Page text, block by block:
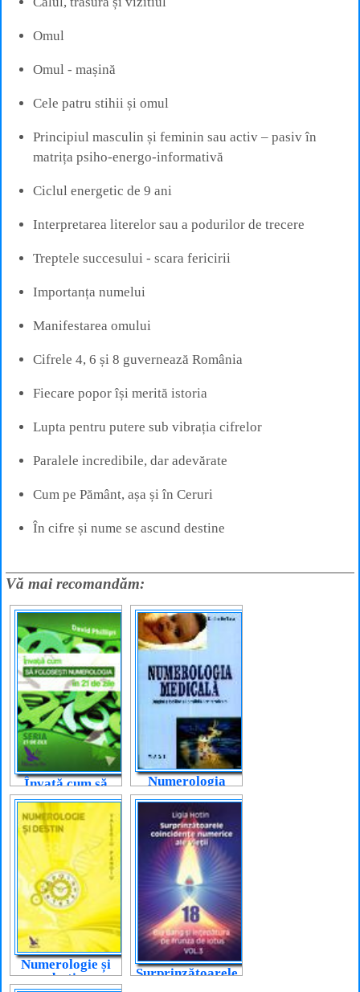
Omul
Omul - mașină
Cele patru stihii și omul
Principiul masculin și feminin sau activ – pasiv în
matrița psiho-energo-informativă
Ciclul energetic de 9 ani
Interpretarea literelor sau a podurilor de trecere
Treptele succesului - scara fericirii
Importanța numelui
Manifestarea omului
Cifrele 4, 6 și 8 guvernează România
Fiecare popor își merită istoria
Lupta pentru putere sub vibrația cifrelor
Paralele incredibile, dar adevărate
Cum pe Pământ, așa și în Ceruri
În cifre și nume se ascund destine
Vă mai recomandăm:
Învață cum să
folosești
numerologia în
21 de zile
Numerologia
medicală
Numerologie și
destin
Surprinzătoarele